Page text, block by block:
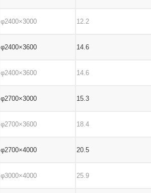
φ2400×3000 12.2
φ2400×3600 14.6
φ2400×3600 14.6
φ2700×3000 15.3
φ2700×3600 18.4
φ2700×4000 20.5
φ3000×4000 25.9